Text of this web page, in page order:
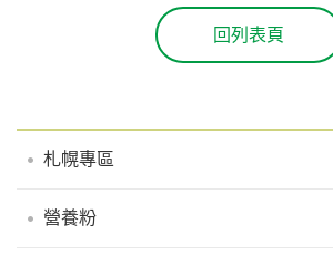
札幌專區
營養粉
回列表頁